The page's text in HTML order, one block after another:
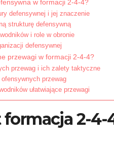
w formacji 2-4-4?
defensywnej i jej znaczenie
strukturę defensywną
i role w obronie
defensywnej
przewagi w formacji 2-4-4?
przewag i ich zalety taktyczne
przewag
ułatwiające przewagi
formacja 2-4-